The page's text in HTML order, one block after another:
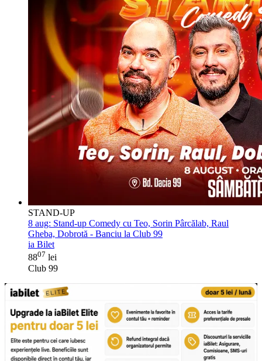
STAND-UP
8 aug: Stand-up Comedy cu Teo, Sorin Pârcălab, Raul
Gheba, Dobrotă - Banciu la Club 99
ia Bilet
8807 lei
Club 99